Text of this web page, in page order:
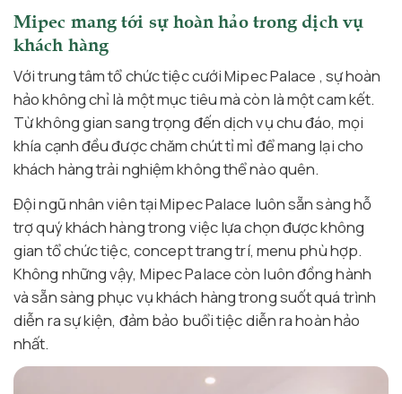
Mipec mang tới sự hoàn hảo trong dịch vụ
khách hàng
Với trung tâm tổ chức tiệc cưới Mipec Palace , sự hoàn
hảo không chỉ là một mục tiêu mà còn là một cam kết.
Từ không gian sang trọng đến dịch vụ chu đáo, mọi
khía cạnh đều được chăm chút tỉ mỉ để mang lại cho
khách hàng trải nghiệm không thể nào quên.
Đội ngũ nhân viên tại Mipec Palace luôn sẵn sàng hỗ
trợ quý khách hàng trong việc lựa chọn được không
gian tổ chức tiệc, concept trang trí, menu phù hợp.
Không những vậy, Mipec Palace còn luôn đồng hành
và sẵn sàng phục vụ khách hàng trong suốt quá trình
diễn ra sự kiện, đảm bảo buổi tiệc diễn ra hoàn hảo
nhất.